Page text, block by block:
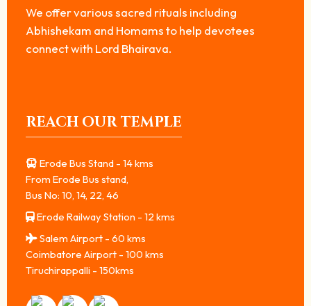
We offer various sacred rituals including
Abhishekam and Homams to help devotees
connect with Lord Bhairava.
REACH OUR TEMPLE
Erode Bus Stand - 14 kms
From Erode Bus stand,
Bus No: 10, 14, 22, 46
Erode Railway Station - 12 kms
Salem Airport - 60 kms
Coimbatore Airport - 100 kms
Tiruchirappalli - 150kms